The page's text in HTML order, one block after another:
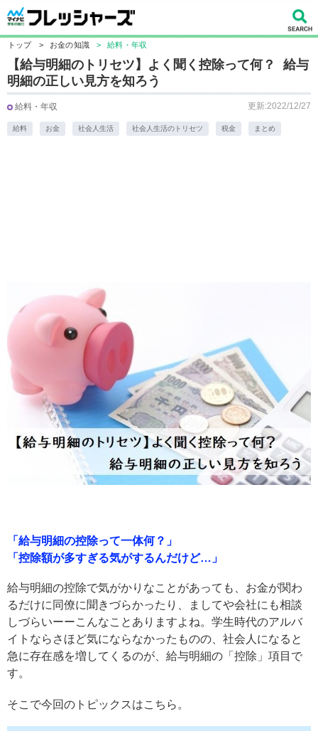
トップ > お金の知識 > 給料・年収
【給与明細のトリセツ】よく聞く控除って何？ 給与
明細の正しい見方を知ろう
給料・年収 更新:2022/12/27
給料 お金 社会人生活 社会人生活のトリセツ 税金 まとめ
「給与明細の控除って一体何？」
「控除額が多すぎる気がするんだけど…」
給与明細の控除で気がかりなことがあっても、お金が関わ
るだけに同僚に聞きづらかったり、ましてや会社にも相談
しづらいーーこんなことありますよね。学生時代のアルバ
イトならさほど気にならなかったものの、社会人になると
急に存在感を増してくるのが、給与明細の「控除」項目で
す。
そこで今回のトピックスはこちら。